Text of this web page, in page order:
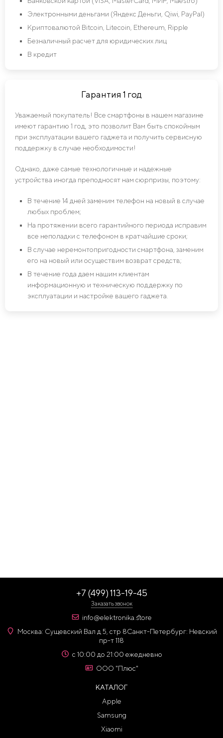
Электронными деньгами (Яндекс Деньги, Qiwi, PayPal)
Криптовалютой Bitcoin, Litecoin, Ethereum, Ripple
Безналичный расчет для юридических лиц
В кредит
Гарантия 1 год
Уважаемый покупатель! Все смартфоны в нашем магазине
имеют гарантию 1 год, это позволит Вам быть спокойным
при эксплуатации вашего гаджета и получить сервисную
поддержку в случае необходимости!
Однако, даже самые технологичные и надежные
устройства иногда преподносят нам сюрпризы, поэтому:
В течение 14 дней заменим телефон на новый в случае
любых проблем;
На протяжении всего гарантийного периода исправим
все неполадки с телефоном в кратчайшие сроки;
В случае неремонтопригодности смартфона, заменим
его на новый или осуществим возврат средств;
В течение года даем нашим клиентам
информационную и техническую поддержку по
эксплуатации и настройке вашего гаджета.
+7 (499) 113-19-45
Заказать звонок
info@elektronika.store
Москва: Сущевский Вал д 5, стр 8Санкт-Петербург: Невский
пр-т 118
с 10:00 до 21:00 ежедневно
ООО "Плюс"
КАТАЛОГ
Apple
Samsung
Xiaomi